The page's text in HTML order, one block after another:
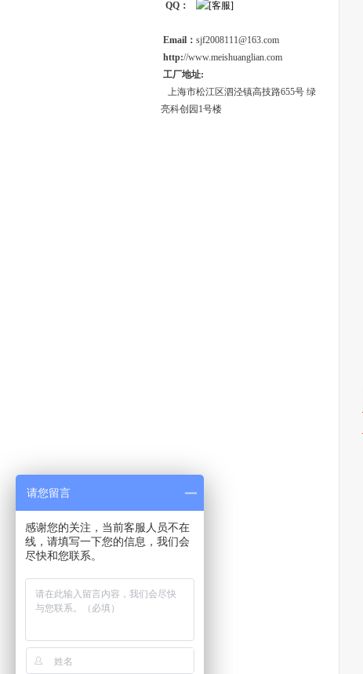
QQ：
Email： sjf2008111@163.com
http://www.meishuanglian.com
工厂地址:
上海市松江区泗泾镇高技路655号 绿
亮科创园1号楼
请您留言
感谢您的关注，当前客服人员不在
线，请填写一下您的信息，我们会
尽快和您联系。